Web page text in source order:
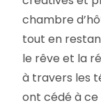
chambre
tout en
le rêve et la
à travers les
ont cédé à ce